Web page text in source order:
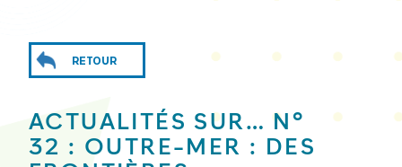
RETOUR
ACTUALITÉS SUR… N°
32 : OUTRE-MER : DES